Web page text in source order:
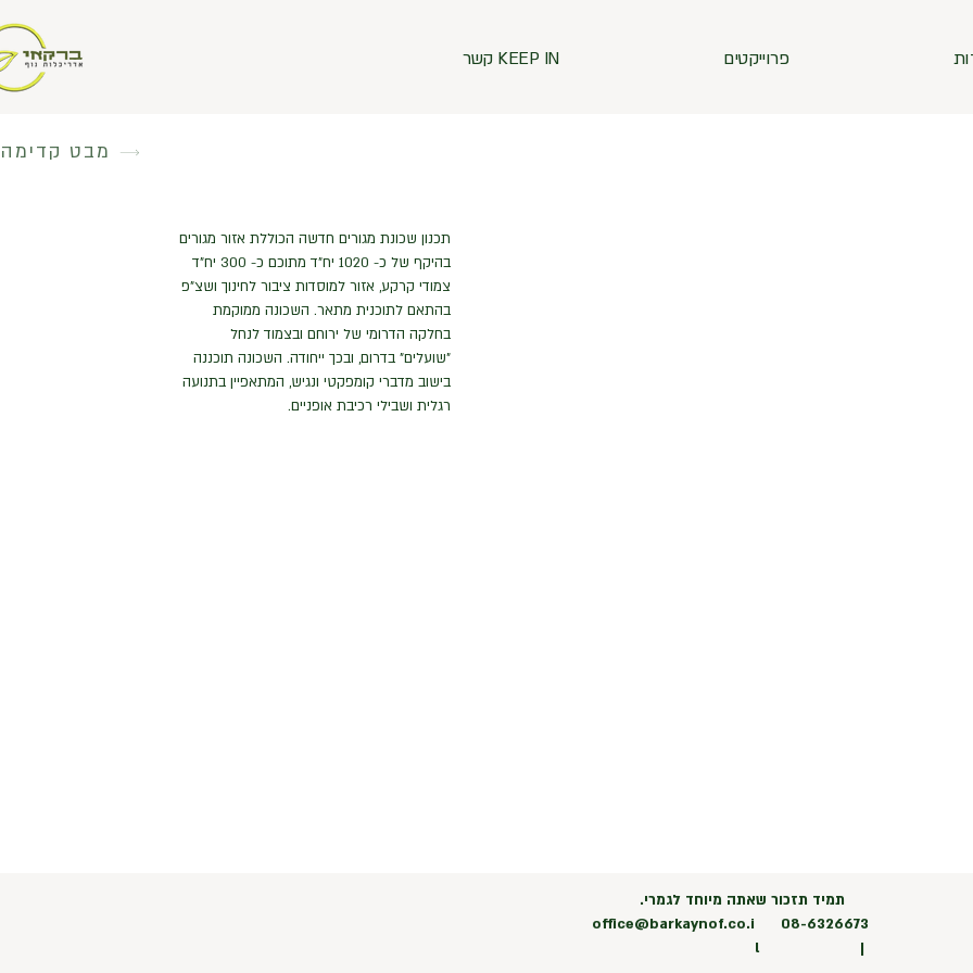
פרוייקטים KEEP IN קשר
תכנון שכונת מגורים חדשה הכוללת אזור מגורים
בהיקף של כ- 1020 יח"ד מתוכם כ- 300 יח"ד
צמודי קרקע, אזור למוסדות ציבור לחינוך ושצ"פ
בהתאם לתוכנית מתאר. השכונה ממוקמת
בחלקה הדרומי של ירוחם ובצמוד לנחל
"שועלים" בדרום, ובכך ייחודה. השכונה תוכננה
בישוב מדברי קומפקטי ונגיש, המתאפיין בתנועה
רגלית ושבילי רכיבת אופניים.
מבט קדימה
תמיד תזכור שאתה מיוחד לגמרי.
office@barkaynof.co.i
l
|